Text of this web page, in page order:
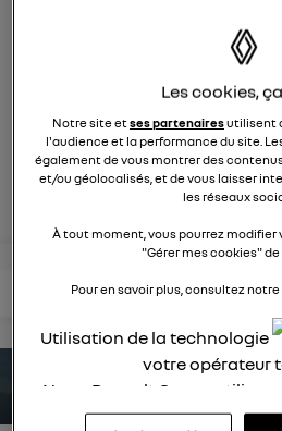
On a réinventé la voiture à vivre,
et le confort de toute
posez une
rejoignez
lire les questions lire les articles
estimez votre autonomie
Les cookies,
Notre site etses partenairesutilisent
l'audience et la performance du site.
également de vous montrer des
et/ou géolocalisés, et de vous laisser
les réseaux
À tout moment, vous pourrez modifier
"Gérer mes cookies"
Pour en savoir plus, consultez notre
Utilisation de la technologie
votre opérateur
Nous, Renault Group,
pour nos activités digitales